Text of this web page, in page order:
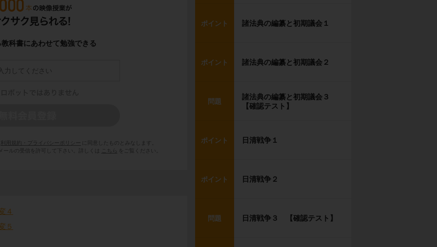
科書にあわせて勉強できる
利用規約・プライバシーポリシー
に同意したものとみなします。
ルの受信を許可して下さい。詳しくは
こちら をご覧ください。
４
５
ポイント 諸法典の編纂と初期議会１
ポイント 諸法典の編纂と初期議会２
問題
諸法典の編纂と初期議会３
【確認テスト】
ポイント 日清戦争１
ポイント 日清戦争２
問題 日清戦争３ 【確認テスト】